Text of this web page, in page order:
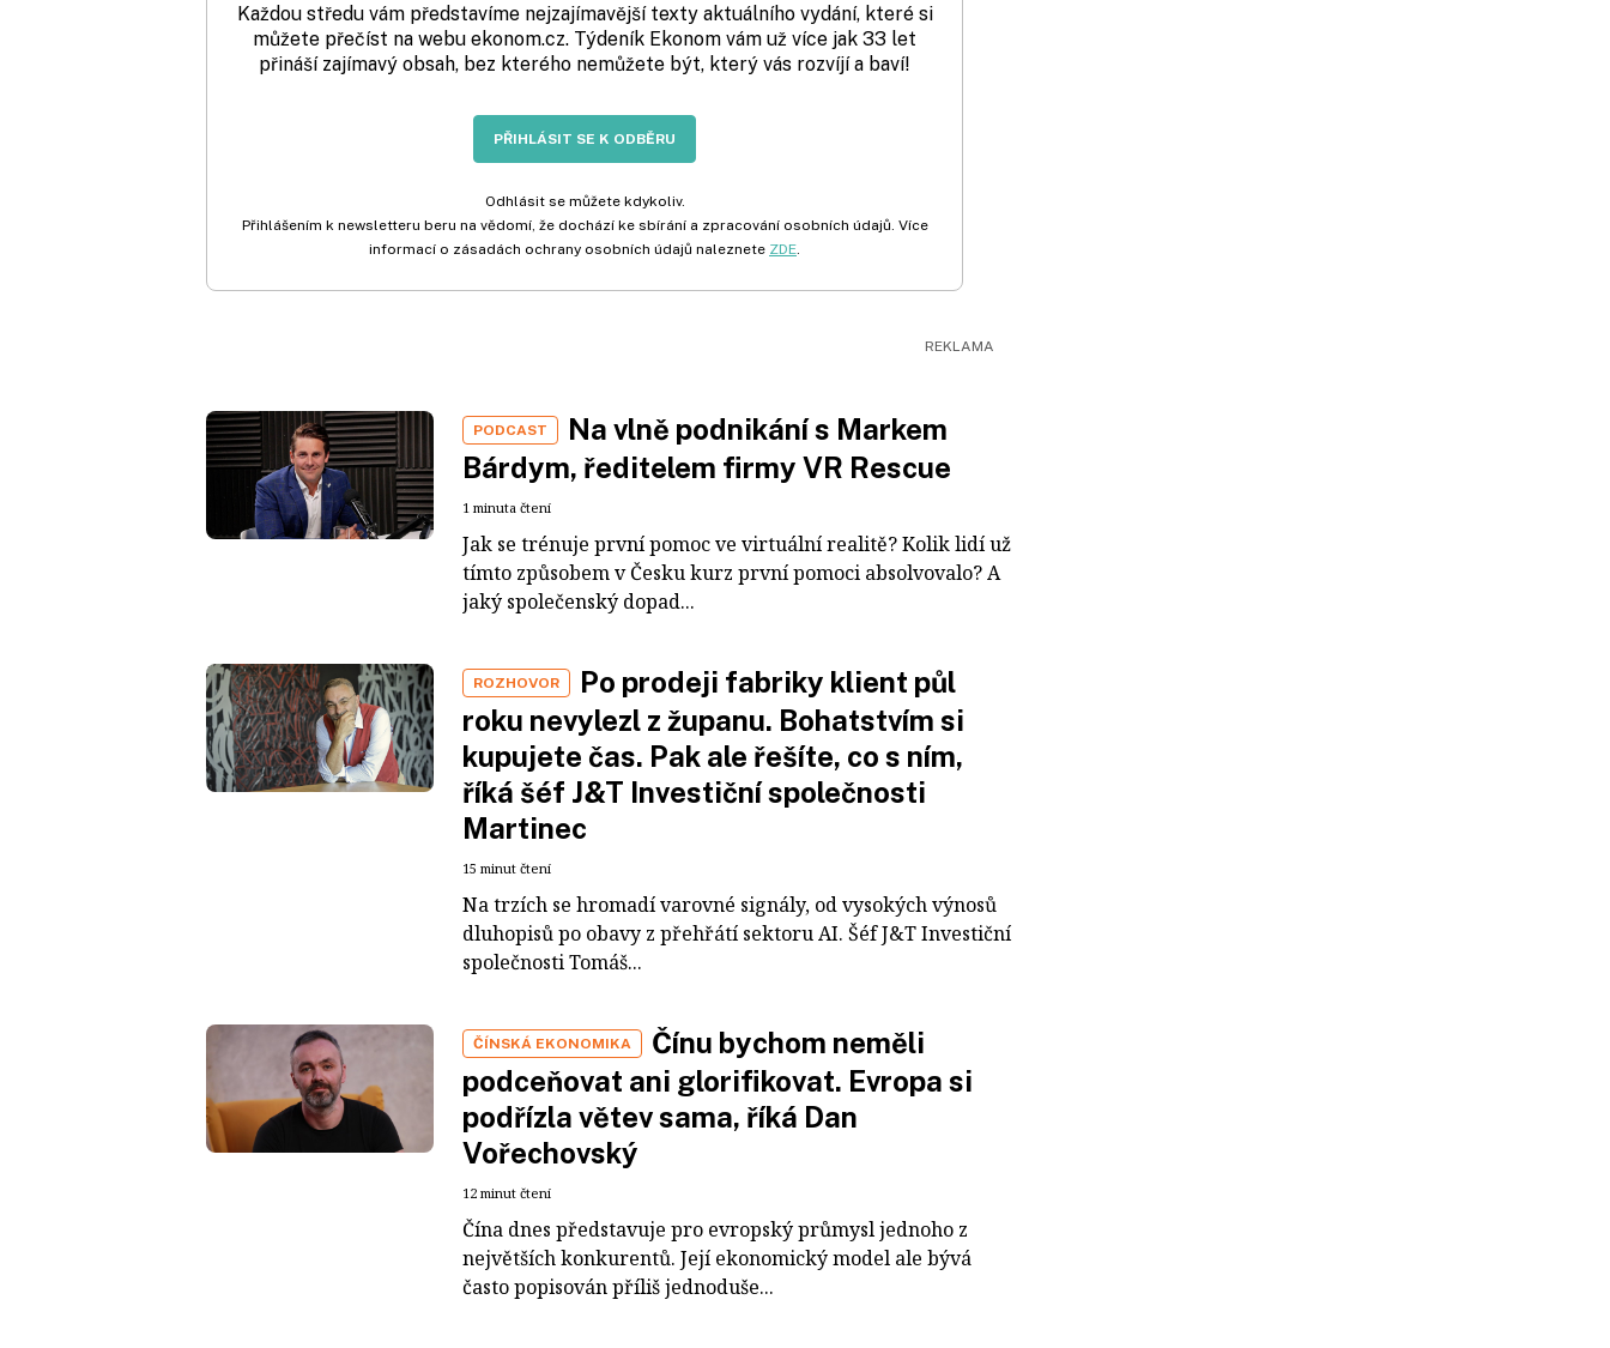
Každou středu vám představíme nejzajímavější texty aktuálního vydání, které si
můžete přečíst na webu ekonom.cz. Týdeník Ekonom vám už více jak 33 let
přináší zajímavý obsah, bez kterého nemůžete být, který vás rozvíjí a baví!
PŘIHLÁSIT SE K ODBĚRU
Odhlásit se můžete kdykoliv.
Přihlášením k newsletteru beru na vědomí, že dochází ke sbírání a zpracování osobních údajů. Více
informací o zásadách ochrany osobních údajů naleznete ZDE
PODCAST
Na vlně podnikání s Markem
Bárdym, ředitelem firmy VR Rescue
1 minuta čtení
Jak se trénuje první pomoc ve virtuální realitě? Kolik lidí už
tímto způsobem v Česku kurz první pomoci absolvovalo? A
jaký společenský dopad...
ROZHOVOR
Po prodeji fabriky klient půl
roku nevylezl z županu. Bohatstvím si
kupujete čas. Pak ale řešíte, co s ním,
říká šéf J&T Investiční společnosti
Martinec
15 minut čtení
Na trzích se hromadí varovné signály, od vysokých výnosů
dluhopisů po obavy z přehřátí sektoru AI. Šéf J&T Investiční
společnosti Tomáš...
ČÍNSKÁ EKONOMIKA
Čínu bychom neměli
podceňovat ani glorifikovat. Evropa si
podřízla větev sama, říká Dan
Vořechovský
12 minut čtení
Čína dnes představuje pro evropský průmysl jednoho z
největších konkurentů. Její ekonomický model ale bývá
často popisován příliš jednoduše...